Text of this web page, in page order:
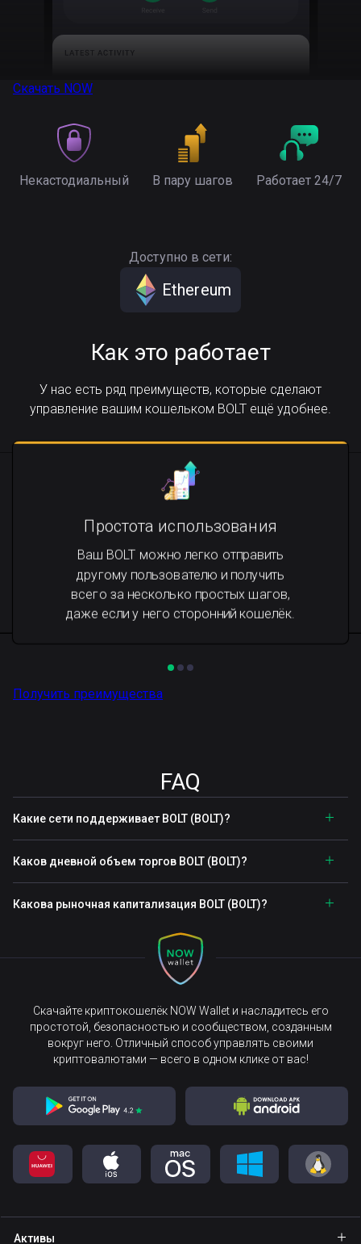
Скачать NOW
Некастодиальный В пару шагов Работает 24/7
Доступно в сети:
Ethereum
Как это работает
У нас есть ряд преимуществ, которые сделают
управление вашим кошельком BOLT ещё удобнее.
Простота использования
Ваш BOLT можно легко отправить
другому пользователю и получить
всего за несколько простых шагов,
даже если у него сторонний кошелёк.
Получить преимущества
FAQ
Какие сети поддерживает BOLT (BOLT)?
Каков дневной объем торгов BOLT (BOLT)?
Какова рыночная капитализация BOLT (BOLT)?
Скачайте криптокошелёк NOW Wallet и насладитесь его
простотой, безопасностью и сообществом, созданным
вокруг него. Отличный способ управлять своими
криптовалютами — всего в одном клике от вас!
Активы